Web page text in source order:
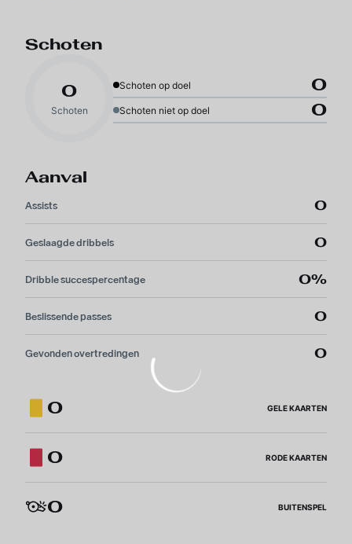
Schoten
0
Schoten
Schoten op doel 0
Schoten niet op doel 0
Aanval
Assists 0
Geslaagde dribbels 0
Dribble succespercentage 0%
Beslissende passes 0
Gevonden overtredingen 0
0 GELE KAARTEN
0 RODE KAARTEN
0 BUITENSPEL